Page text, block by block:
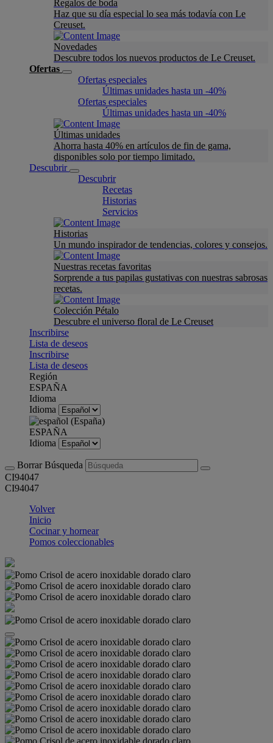
Regalos de boda
Haz que su día especial lo sea más todavía con Le
Creuset.
Novedades
Descubre todos los nuevos productos de Le Creuset.
Ofertas
Ofertas especiales
Últimas unidades hasta un -40%
Ofertas especiales
Últimas unidades hasta un -40%
Últimas unidades
Ahorra hasta 40% en artículos de fin de gama,
disponibles solo por tiempo limitado.
Descubrir
Descubrir
Recetas
Historias
Servicios
Historias
Un mundo inspirador de tendencias, colores y consejos.
Nuestras recetas favoritas
Sorprende a tus papilas gustativas con nuestras sabrosas
recetas.
Colección Pétalo
Descubre el universo floral de Le Creuset
Inscribirse
Lista de deseos
Inscribirse
Lista de deseos
Región
ESPAÑA
Idioma
Idioma
ESPAÑA
Idioma
Borrar Búsqueda
CI94047
CI94047
Volver
Inicio
Cocinar y hornear
Pomos coleccionables